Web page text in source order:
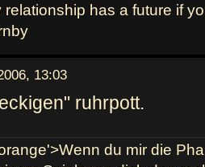
relationship has a future if
13:03
ruhrpott.
du mir die